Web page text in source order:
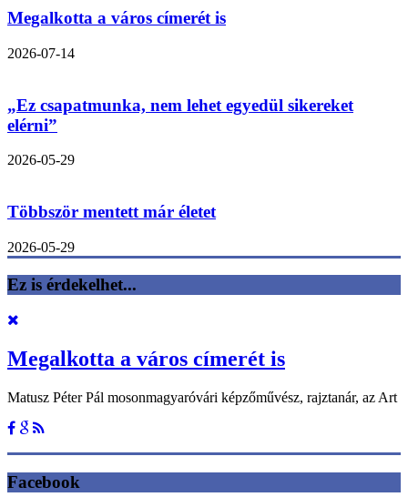
Megalkotta a város címerét is
2026-07-14
„Ez csapatmunka, nem lehet egyedül sikereket
elérni”
2026-05-29
Többször mentett már életet
2026-05-29
Ez is érdekelhet...
Megalkotta a város címerét is
Matusz Péter Pál mosonmagyaróvári képzőművész, rajztanár, az Art
Facebook